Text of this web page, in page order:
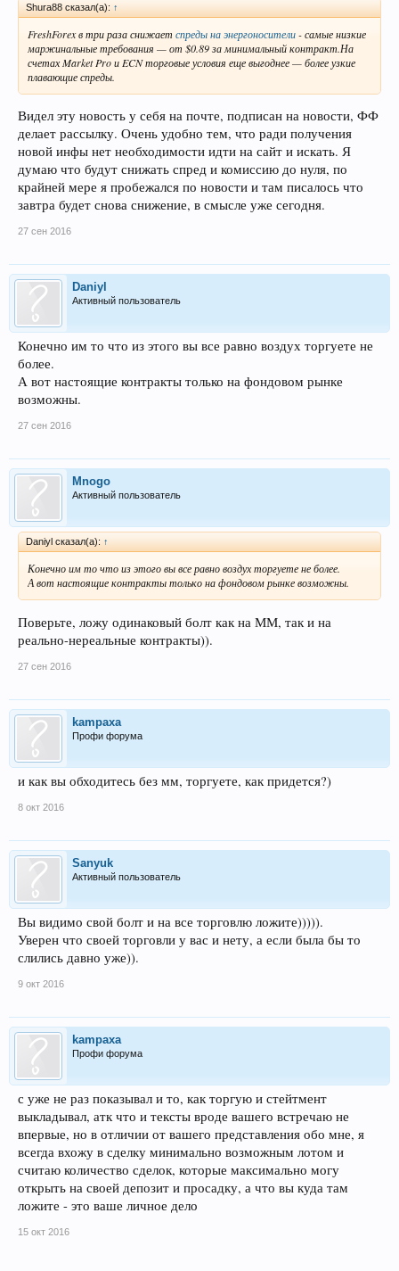
Shura88 сказал(а): ↑
FreshForex в три раза снижает спреды на энергоносители- самые низкие
маржинальные требования — от $0.89 за минимальный контракт.На
счетах Market Pro и ECN торговые условия еще выгоднее — более узкие
плавающие спреды.
Видел эту новость у себя на почте, подписан на новости, ФФ
делает рассылку. Очень удобно тем, что ради получения
новой инфы нет необходимости идти на сайт и искать. Я
думаю что будут снижать спред и комиссию до нуля, по
крайней мере я пробежался по новости и там писалось что
завтра будет снова снижение, в смысле уже сегодня.
27 сен 2016
Daniyl
Активный пользователь
Конечно им то что из этого вы все равно воздух торгуете не
более.
А вот настоящие контракты только на фондовом рынке
возможны.
27 сен 2016
Mnogo
Активный пользователь
Daniyl сказал(а): ↑
Конечно им то что из этого вы все равно воздух торгуете не более.
А вот настоящие контракты только на фондовом рынке возможны.
Поверьте, ложу одинаковый болт как на ММ, так и на
реально-нереальные контракты)).
27 сен 2016
kampaxa
Профи форума
и как вы обходитесь без мм, торгуете, как придется?)
8 окт 2016
Sanyuk
Активный пользователь
Вы видимо свой болт и на все торговлю ложите))))).
Уверен что своей торговли у вас и нету, а если была бы то
слились давно уже)).
9 окт 2016
kampaxa
Профи форума
с уже не раз показывал и то, как торгую и стейтмент
выкладывал, атк что и тексты вроде вашего встречаю не
впервые, но в отличии от вашего представления обо мне, я
всегда вхожу в сделку минимально возможным лотом и
считаю количество сделок, которые максимально могу
открыть на своей депозит и просадку, а что вы куда там
ложите - это ваше личное дело
15 окт 2016